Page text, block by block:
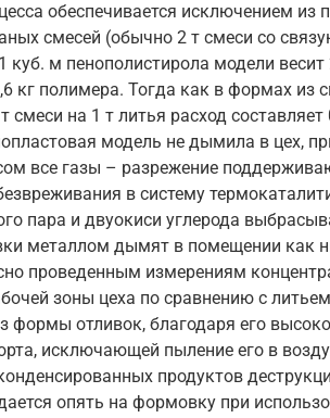
обеспечивается исключением
смесей (обычно 2 т смеси со
м пенополистирола модели
кг полимера. Тогда как в формах
на 1 т литья расход
модель не дымила в цех,
все газы – разрежение
в систему
пара и двуокиси углерода
металлом дымят в помещении как
проведенным измерениям
зоны цеха по сравнению с
отливок, благодаря его
исключающей пыление его в
продуктов
опять на формовку при